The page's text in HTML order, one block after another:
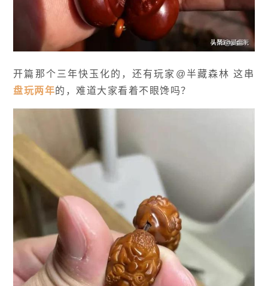
开篇那个三年快玉化的，还有玩家@半藏森林 这串
盘玩两年的，难道大家看着不眼馋吗？